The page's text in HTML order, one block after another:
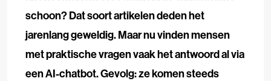
schoon? Dat soort artikelen deden het
jarenlang geweldig. Maar nu vinden mensen
met praktische vragen vaak het antwoord al via
een AI-chatbot. Gevolg: ze komen steeds